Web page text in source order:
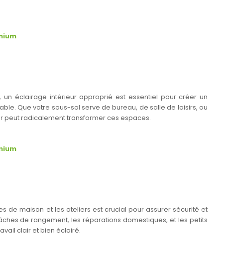
éclairage intérieur approprié est essentiel pour créer un
Que votre sous-sol serve de bureau, de salle de loisirs, ou
peut radicalement transformer ces espaces.
de maison et les ateliers est crucial pour assurer sécurité et
de rangement, les réparations domestiques, et les petits
clair et bien éclairé.